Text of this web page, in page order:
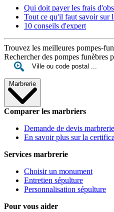
Qui doit payer les frais
Tout ce qu'il faut savoir sur
10 conseils d'expert
Trouvez les meilleures pompes-
Rechercher des pompes funèbres
Marbrerie
Comparer les marbriers
Demande de devis marbrerie
En savoir plus sur la
Services marbrerie
Choisir un monument
Entretien sépulture
Personnalisation sépulture
Pour vous aider